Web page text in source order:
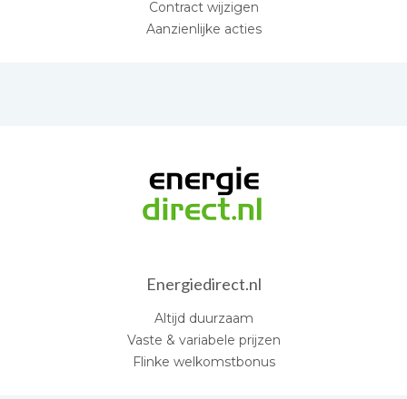
Contract wijzigen
Aanzienlijke acties
Energiedirect.nl
Altijd duurzaam
Vaste & variabele prijzen
Flinke welkomstbonus